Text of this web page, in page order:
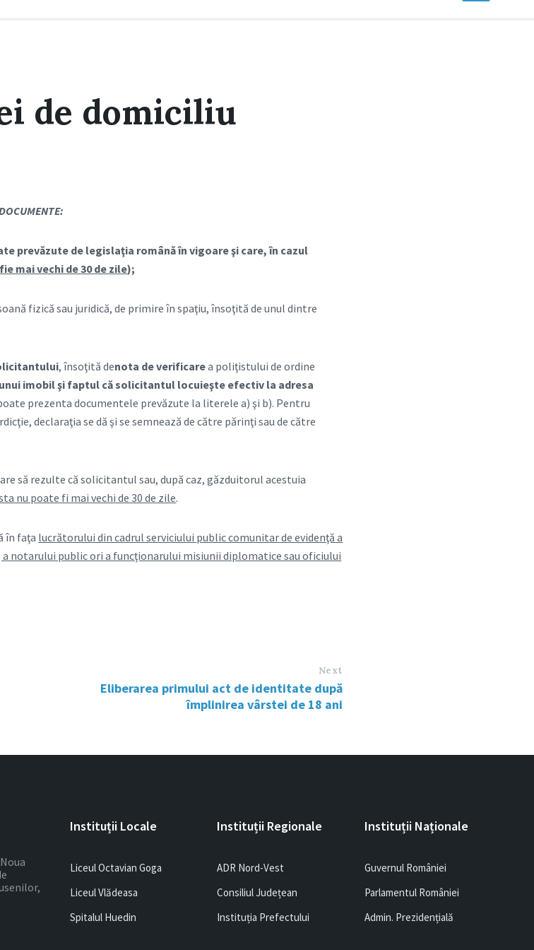
de domiciliu
prevăzute de legislaţia română în vigoare şi care, în cazul
mai vechi de 30 de zile);
fizică sau juridică, de primire în spaţiu, însoţită de unul dintre
, însoţită denota de verificarea poliţistului de ordine
imobilşi faptul că solicitantul locuieşte efectiv la adresa
prezenta documentele prevăzute la literele a) şi b). Pentru
declaraţia se dă şi se semnează de către părinţi sau de către
să rezulte că solicitantul sau, după caz, găzduitorul acestuia
nu poate fi mai vechi de 30 de zile.
în faţa lucrătorului din cadrul serviciului public comunitar de evidenţă a
notarului public ori a funcţionarului misiunii diplomatice sau oficiului
Next
Eliberarea primului act de identitate după
împlinirea vârstei de 18 ani
Instituții Locale
Liceul Octavian Goga
Liceul Vlădeasa
Spitalul Huedin
Instituții Regionale
ADR Nord-Vest
Consiliul Județean
Instituția Prefectului
Instituții Naționale
Guvernul României
Parlamentul României
Admin. Prezidențială